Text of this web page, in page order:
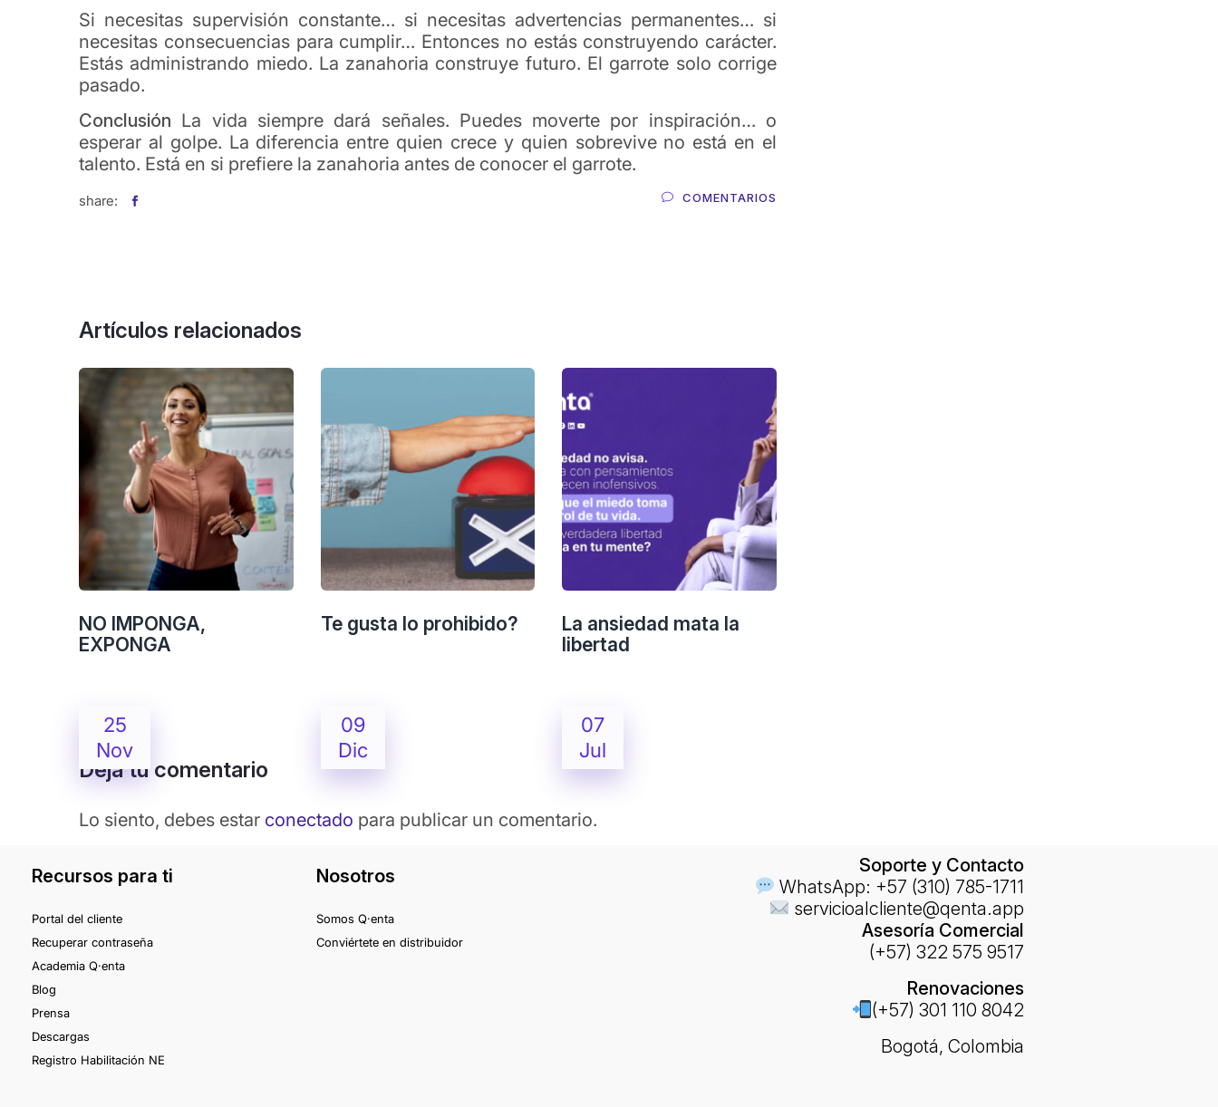
Si necesitas supervisión constante… si necesitas advertencias permanentes… si
necesitas consecuencias para cumplir… Entonces no estás construyendo carácter.
Estás administrando miedo. La zanahoria construye futuro. El garrote solo corrige
pasado.
Conclusión La vida siempre dará señales. Puedes moverte por inspiración… o
esperar al golpe. La diferencia entre quien crece y quien sobrevive no está en el
talento. Está en si prefiere la zanahoria antes de conocer el garrote.
share: COMENTARIOS
Artículos relacionados
25
Nov
NO IMPONGA,
EXPONGA
09
Dic
Te gusta lo prohibido?
07
Jul
La ansiedad mata la
libertad
Deja tu comentario
Lo siento, debes estar conectado para publicar un comentario.
Recursos para ti
Portal del cliente
Recuperar contraseña
Academia Q·enta
Blog
Prensa
Descargas
Registro Habilitación NE
Nosotros
Somos Q·enta
Conviértete en distribuidor
Soporte y Contacto
WhatsApp: +57 (310) 785-1711
servicioalcliente@qenta.app
Asesoría Comercial
(+57) 322 575 9517
Renovaciones
(+57) 301 110 8042
Bogotá, Colombia